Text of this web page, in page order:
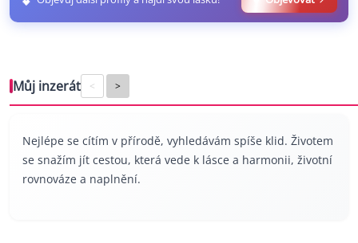
Můj inzerát < >
Nejlépe se cítím v přírodě, vyhledávám spíše klid. Životem
se snažím jít cestou, která vede k lásce a harmonii, životní
rovnováze a naplnění.